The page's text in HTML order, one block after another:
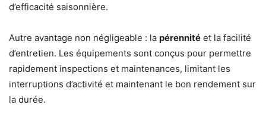
d’efficacité saisonnière.
Autre avantage non négligeable : la pérennité et la facilité
d’entretien. Les équipements sont conçus pour permettre
rapidement inspections et maintenances, limitant les
interruptions d’activité et maintenant le bon rendement sur
la durée.